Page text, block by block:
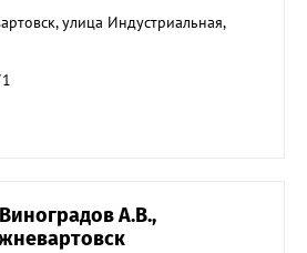
улица Индустриальная,
А.В.,